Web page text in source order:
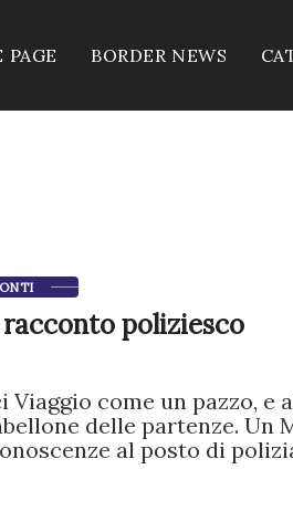
PAGE BORDER NEWS
poliziesco
come un pazzo, e
delle partenze. Un
al posto di